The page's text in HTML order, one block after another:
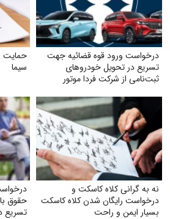
درخواست ورود قوه قضائیه جهت
تسریع در تحویل خودروهای
ثبت‌نامی از شرکت فردا موتور
حمایت
سیما
نه به گرانی کلاه کاسکت و
درخواست رایگان شدن کلاه کاسکت
بسیار ایمن و راحت
حقوق
تسریع